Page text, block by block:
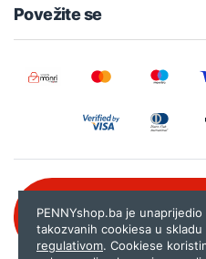
Povežite se
080 020 261
PENNYshop.ba je
takozvanih cookiesa u skladu
regulativom. Cookiese